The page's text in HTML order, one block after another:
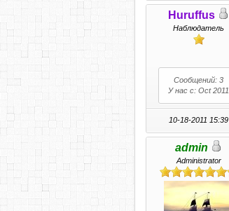
Huruffus
Наблюдатель
Сообщений: 3
У нас с: Oct 2011
10-18-2011 15:39
admin
Administrator